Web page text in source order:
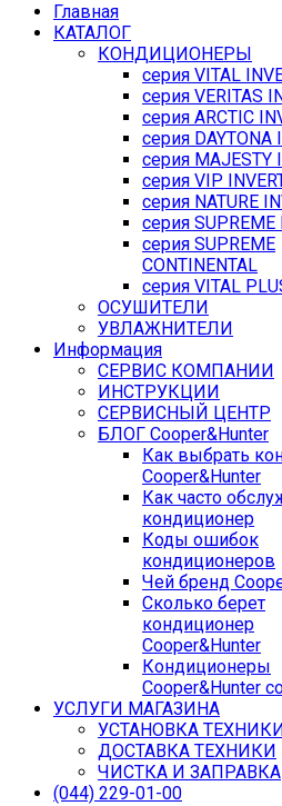
Главная
КАТАЛОГ
КОНДИЦИОНЕРЫ
серия VITAL
серия VERITAS
серия ARCTIC
серия DAYTONA
серия MAJESTY
серия VIP
серия NATURE
серия SUPREME
серия SUPREME
CONTINENTAL
серия VITAL
ОСУШИТЕЛИ
УВЛАЖНИТЕЛИ
Информация
СЕРВИС КОМПАНИИ
ИНСТРУКЦИИ
СЕРВИСНЫЙ ЦЕНТР
БЛОГ Cooper&Hunter
Как выбрать
Cooper&Hunter
Как часто
кондиционер
Коды ошибок
кондиционеров
Чей бренд
Сколько берет
кондиционер
Cooper&Hunter
Кондиционеры
Cooper&Hunter
УСЛУГИ МАГАЗИНА
УСТАНОВКА
ДОСТАВКА ТЕХНИКИ
ЧИСТКА И ЗАПРАВКА
(044) 229-01-00